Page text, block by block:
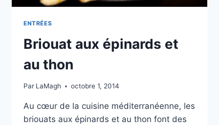
ENTRÉES
Briouat aux épinards et
au thon
Par LaMagh octobre 1, 2014
Au cœur de la cuisine méditerranéenne, les
briouats aux épinards et au thon font des